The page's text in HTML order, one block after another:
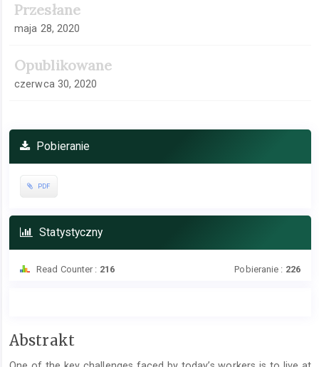
boczny
artykułu
Przesłane
maja 28, 2020
Opublikowane
czerwca 30, 2020
Pobieranie
PDF
Statystyczny
Read Counter : 216 Pobieranie : 226
Treść
Abstrakt